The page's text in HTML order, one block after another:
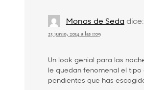
Monas de Seda dice:
23 junio, 2014 a las 1:09
Un look genial para las
le quedan fenomenal el tipo
pendientes que has